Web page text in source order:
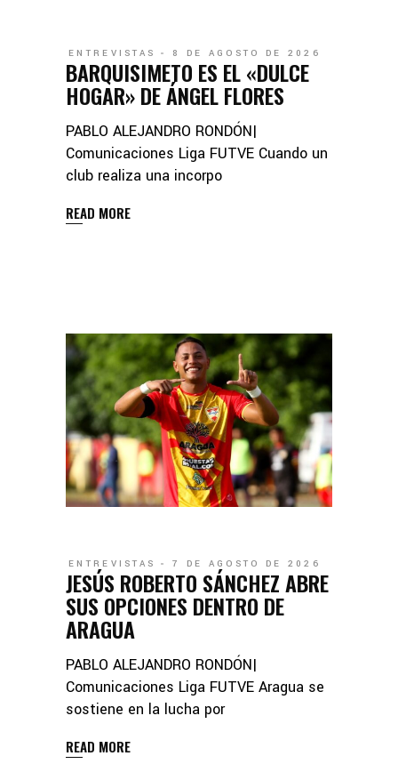
ENTREVISTAS 8 DE AGOSTO DE 2026
BARQUISIMETO ES EL «DULCE
HOGAR» DE ÁNGEL FLORES
PABLO ALEJANDRO RONDÓN|
Comunicaciones Liga FUTVE Cuando un
club realiza una incorpo
READ MORE
ENTREVISTAS 7 DE AGOSTO DE 2026
JESÚS ROBERTO SÁNCHEZ ABRE
SUS OPCIONES DENTRO DE
ARAGUA
PABLO ALEJANDRO RONDÓN|
Comunicaciones Liga FUTVE Aragua se
sostiene en la lucha por
READ MORE